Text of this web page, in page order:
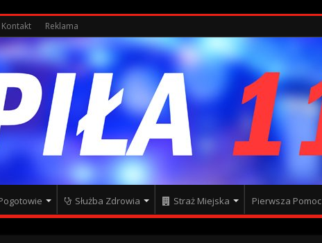
Kontakt Reklama
Służba Zdrowia Straż Miejska Pierwsza Pomoc